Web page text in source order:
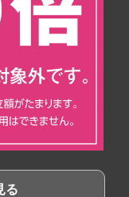
る